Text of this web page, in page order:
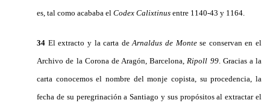
es, tal como acababa elCodex Calixtinusentre 1140-43 y 1164.
34 El extracto y la carta deArnaldus de Montese conservan en el
Archivo de la Corona de Aragón, Barcelona, Ripoll 99. Gracias a la
carta conocemos el nombre del monje copista, su procedencia, la
fecha de su peregrinación a Santiago y sus propósitos al extractar el